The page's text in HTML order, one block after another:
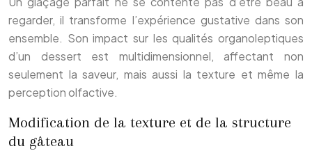
regarder, il transforme l’expérience gustative dans son
ensemble. Son impact sur les qualités organoleptiques
d’un dessert est multidimensionnel, affectant non
seulement la saveur, mais aussi la texture et même la
perception olfactive.
Modification de la texture et de la structure
du gâteau